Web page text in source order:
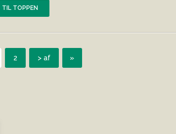
TIL TOPPEN
2 > af »